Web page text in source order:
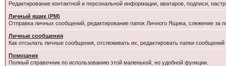
Редактирование контактной и персональной информации, аватаров, подписи,
Личный ящик (PM)
Отправка личных сообщений, редактирование папок Личного Ящика, слежение за
Личные сообщения
Как отсылать личные сообщения, отслеживать их, редактировать папки
Помощник
Полный справочник по использованию этой маленькой, но удобной функции.